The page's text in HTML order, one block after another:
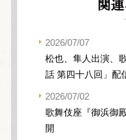
関
2026/07/07
松也、隼人出演、
話 第四十八回」配
2026/07/02
歌舞伎座『御浜御
開